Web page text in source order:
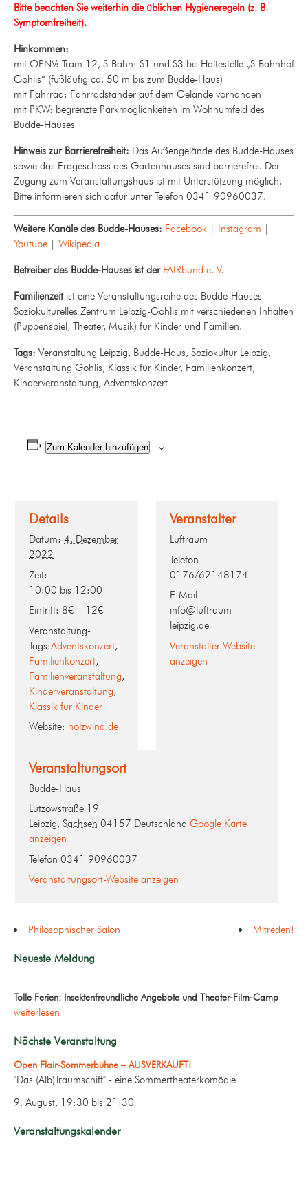
Bitte beachten Sie weiterhin die üblichen Hygieneregeln (z. B.
Symptomfreiheit).
Hinkommen:
mit ÖPNV: Tram 12, S-Bahn: S1 und S3 bis Haltestelle „S-Bahnhof
Gohlis“ (fußläufig ca. 50 m bis zum Budde-Haus)
mit Fahrrad: Fahrradständer auf dem Gelände vorhanden
mit PKW: begrenzte Parkmöglichkeiten im Wohnumfeld des
Budde-Hauses
Hinweis zur Barrierefreiheit: Das Außengelände des Budde-Hauses
sowie das Erdgeschoss des Gartenhauses sind barrierefrei. Der
Zugang zum Veranstaltungshaus ist mit Unterstützung möglich.
Bitte informieren sich dafür unter Telefon 0341 90960037.
Weitere Kanäle des Budde-Hauses: Facebook Instagram
Youtube
Wikipedia
Betreiber des Budde-Hauses ist der FAIRbund e. V.
Familienzeitist eine Veranstaltungsreihe des Budde-Hauses –
Soziokulturelles Zentrum Leipzig-Gohlis mit verschiedenen Inhalten
(Puppenspiel, Theater, Musik) für Kinder und Familien.
Tags: Veranstaltung Leipzig, Budde-Haus, Soziokultur Leipzig,
Veranstaltung Gohlis, Klassik für Kinder, Familienkonzert,
Kinderveranstaltung, Adventskonzert
Zum Kalender hinzufügen
Details
Datum: 4. Dezember
2022
Zeit:
10:00 bis 12:00
Eintritt: 8€ – 12€
Veranstaltung-
Tags:Adventskonzert,
Familienkonzert,
Familienveranstaltung,
Kinderveranstaltung,
Klassik für Kinder
Website: holzwind.de
Veranstaltungsort
Budde-Haus
Lützowstraße 19
Leipzig, Sachsen 04157 Deutschland Google Karte
anzeigen
Telefon 0341 90960037
Veranstaltungsort-Website anzeigen
Veranstalter
Luftraum
Telefon
0176/62148174
E-Mail
info@luftraum-
leipzig.de
Veranstalter-Website
anzeigen
Philosophischer Salon Mitreden!
Neueste Meldung
Tolle Ferien: Insektenfreundliche Angebote und Theater-Film-Camp
weiterlesen
Nächste Veranstaltung
Open Flair-Sommerbühne – AUSVERKAUFT!
"Das (Alb)Traumschiff" - eine Sommertheaterkomödie
9. August, 19:30 bis 21:30
Veranstaltungskalender